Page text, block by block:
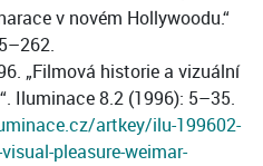
v novém Hollywoodu.“
„Filmová historie a vizuální
Iluminace 8.2 (1996): 5–35.
artkey/ilu-199602-
pleasure-weimar-